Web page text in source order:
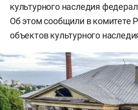
культурного наследия
Об этом сообщили в комитете
объектов культурного